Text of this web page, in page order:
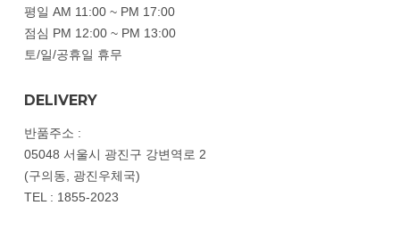
평일 AM 11:00 ~ PM 17:00
점심 PM 12:00 ~ PM 13:00
토/일/공휴일 휴무
DELIVERY
반품주소 :
05048 서울시 광진구 강변역로 2
(구의동, 광진우체국)
TEL : 1855-2023